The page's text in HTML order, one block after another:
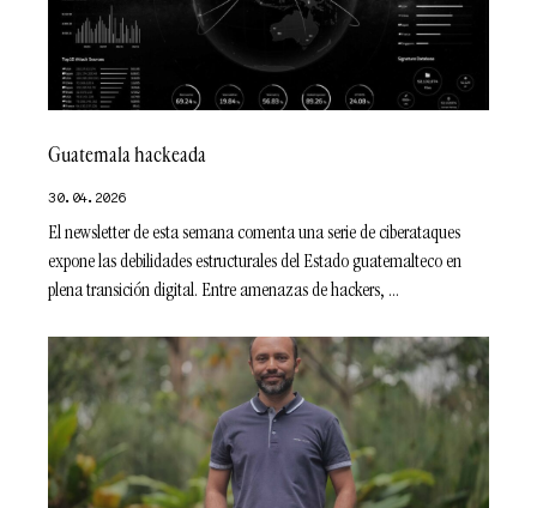
Guatemala hackeada
30.04.2026
El newsletter de esta semana comenta una serie de ciberataques
expone las debilidades estructurales del Estado guatemalteco en
plena transición digital. Entre amenazas de hackers,